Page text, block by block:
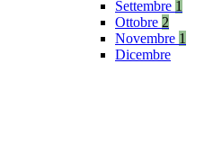
Settembre 1
Ottobre 2
Novembre 1
Dicembre